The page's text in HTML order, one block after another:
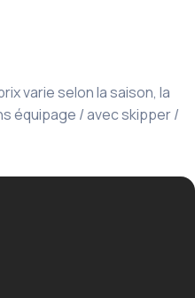
varie selon la saison, la
équipage / avec skipper /